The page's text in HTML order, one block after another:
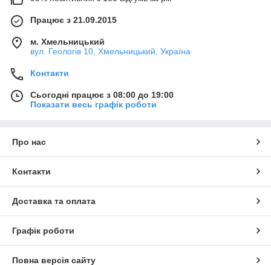
Працює з 21.09.2015
м. Хмельницький
вул. Геологів 10, Хмельницький, Україна
Контакти
Сьогодні працює з 08:00 до 19:00
Показати весь графік роботи
Про нас
Контакти
Доставка та оплата
Графік роботи
Повна версія сайту